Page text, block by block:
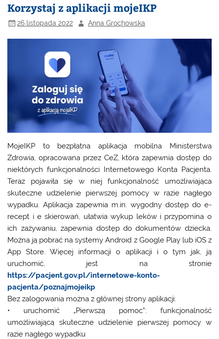
Korzystaj z aplikacji mojeIKP
26 listopada 2022 Anna Grochowska
MojeIKP to bezpłatna aplikacja mobilna Ministerstwa
Zdrowia, opracowana przez CeZ, która zapewnia dostęp do
niektórych funkcjonalności Internetowego Konta Pacjenta.
Teraz pojawiła się w niej funkcjonalność umożliwiająca
skuteczne udzielenie pierwszej pomocy w razie nagłego
wypadku. Aplikacja zapewnia m.in. wygodny dostęp do e-
recept i e skierowań, ułatwia wykup leków i przypomina o
ich zażywaniu, zapewnia dostęp do dokumentów dziecka.
Można ją pobrać na systemy Android z Google Play lub iOS z
App Store. Więcej informacji o aplikacji i o tym jak, ją
uruchomić, jest na stronie
https://pacjent.gov.pl/internetowe-konto-
pacjenta/poznajmojeikp
Bez zalogowania można z głównej strony aplikacji:
• uruchomić „Pierwszą pomoc”: funkcjonalność
umożliwiającą skuteczne udzielenie pierwszej pomocy w
razie nagłego wypadku